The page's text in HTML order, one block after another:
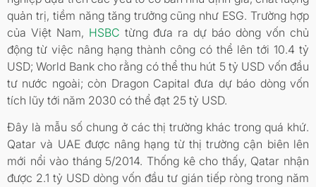
quản trị, tiềm năng tăng trưởng cũng như ESG. Trường hợp
của Việt Nam, HSBC từng đưa ra dự báo dòng vốn chủ
động từ việc nâng hạng thành công có thể lên tới 10.4 tỷ
USD; World Bank cho rằng có thể thu hút 5 tỷ USD vốn đầu
tư nước ngoài; còn Dragon Capital đưa dự báo dòng vốn
tích lũy tới năm 2030 có thể đạt 25 tỷ USD.
Đây là mẫu số chung ở các thị trường khác trong quá khứ.
Qatar và UAE được nâng hạng từ thị trường cận biên lên
mới nổi vào tháng 5/2014. Thống kê cho thấy, Qatar nhận
được 2.1 tỷ USD dòng vốn đầu tư gián tiếp ròng trong năm